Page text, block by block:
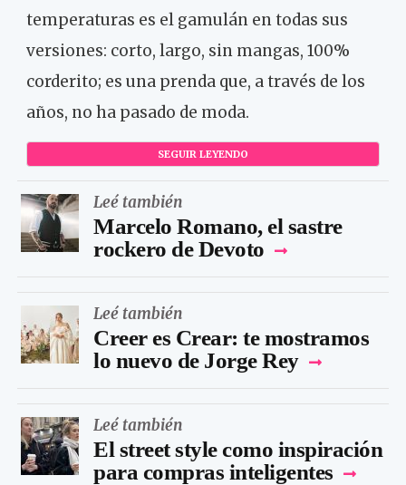
temperaturas es el gamulán en todas sus
versiones: corto, largo, sin mangas, 100%
corderito; es una prenda que, a través de los
años, no ha pasado de moda.
SEGUIR LEYENDO
Leé también
Marcelo Romano, el sastre
rockero de Devoto
Leé también
Creer es Crear: te mostramos
lo nuevo de Jorge Rey
Leé también
El street style como inspiración
para compras inteligentes